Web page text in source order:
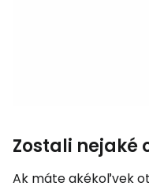
Zostali nejaké
Ak máte akékoľvek